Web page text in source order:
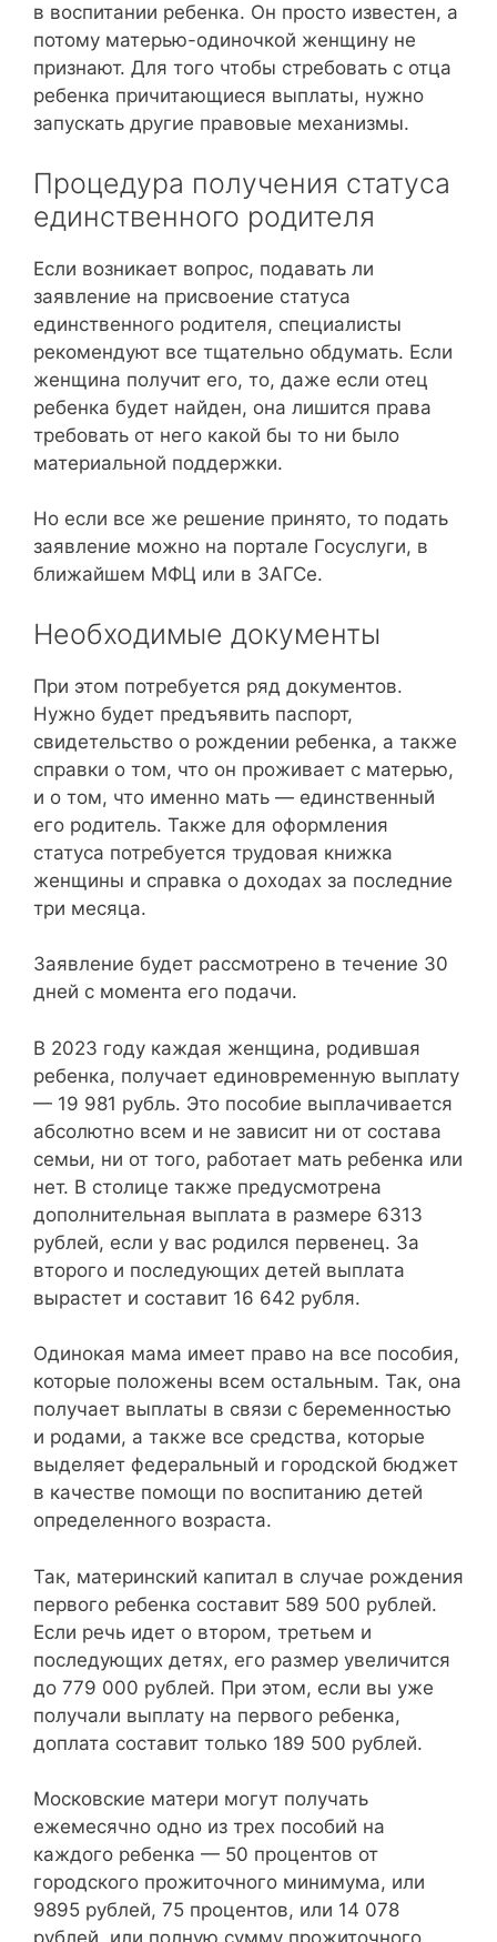
в воспитании ребенка. Он просто известен, а
потому матерью-одиночкой женщину не
признают. Для того чтобы стребовать с отца
ребенка причитающиеся выплаты, нужно
запускать другие правовые механизмы.
Процедура получения статуса
единственного родителя
Если возникает вопрос, подавать ли
заявление на присвоение статуса
единственного родителя, специалисты
рекомендуют все тщательно обдумать. Если
женщина получит его, то, даже если отец
ребенка будет найден, она лишится права
требовать от него какой бы то ни было
материальной поддержки.
Но если все же решение принято, то подать
заявление можно на портале Госуслуги, в
ближайшем МФЦ или в ЗАГСе.
Необходимые документы
При этом потребуется ряд документов.
Нужно будет предъявить паспорт,
свидетельство о рождении ребенка, а также
справки о том, что он проживает с матерью,
и о том, что именно мать — единственный
его родитель. Также для оформления
статуса потребуется трудовая книжка
женщины и справка о доходах за последние
три месяца.
Заявление будет рассмотрено в течение 30
дней с момента его подачи.
В 2023 году каждая женщина, родившая
ребенка, получает единовременную выплату
— 19 981 рубль. Это пособие выплачивается
абсолютно всем и не зависит ни от состава
семьи, ни от того, работает мать ребенка или
нет. В столице также предусмотрена
дополнительная выплата в размере 6313
рублей, если у вас родился первенец. За
второго и последующих детей выплата
вырастет и составит 16 642 рубля.
Одинокая мама имеет право на все пособия,
которые положены всем остальным. Так, она
получает выплаты в связи с беременностью
и родами, а также все средства, которые
выделяет федеральный и городской бюджет
в качестве помощи по воспитанию детей
определенного возраста.
Так, материнский капитал в случае рождения
первого ребенка составит 589 500 рублей.
Если речь идет о втором, третьем и
последующих детях, его размер увеличится
до 779 000 рублей. При этом, если вы уже
получали выплату на первого ребенка,
доплата составит только 189 500 рублей.
Московские матери могут получать
ежемесячно одно из трех пособий на
каждого ребенка — 50 процентов от
городского прожиточного минимума, или
9895 рублей, 75 процентов, или 14 078
рублей, или полную сумму прожиточного